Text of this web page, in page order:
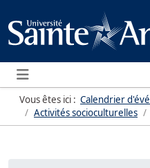
Menu
Vous êtes ici : Calendrier
Activités socioculturelles